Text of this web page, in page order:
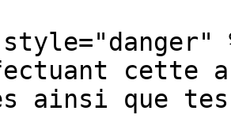
cette
ainsi que